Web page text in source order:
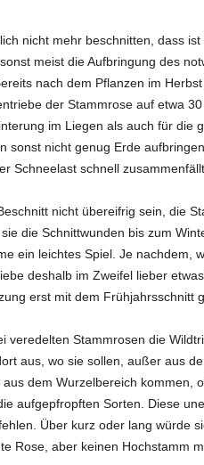
nicht mehr beschnitten, dass ist
meist die Aufbringung des
nach dem Pflanzen im
der Stammrose auf etwa
im Liegen als auch für die
sonst nicht genug Erde
Schneelast schnell zusammenfällt.
nicht übereifrig sein, die
die Schnittwunden bis zum
ein leichtes Spiel. Je nachdem,
deshalb im Zweifel lieber
erst mit dem Frühjahrsschnitt
veredelten Stammrosen die
aus, wo sie sollen, außer aus
dem Wurzelbereich
aufgepfropften Sorten. Diese
Über kurz oder lang würde
Rose, aber keinen Hochstamm